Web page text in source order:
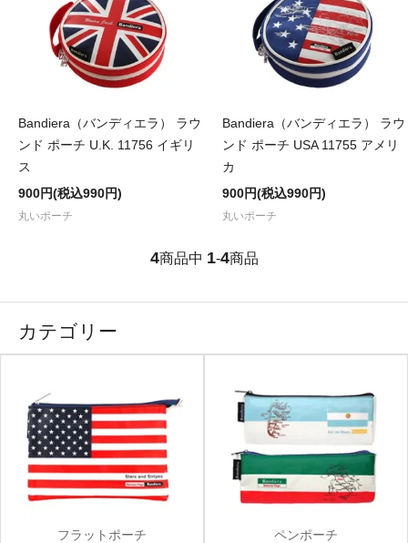
Bandiera（バンディエラ） ラウ
ンド ポーチ U.K. 11756 イギリ
ス
900円(税込990円)
丸いポーチ
Bandiera（バンディエラ） ラウ
ンド ポーチ USA 11755 アメリ
カ
900円(税込990円)
丸いポーチ
4商品中 1-4商品
カテゴリー
フラットポーチ ペンポーチ